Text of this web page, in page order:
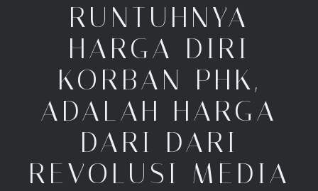
RUNTUHNYA
HARGA DIRI
KORBAN PHK,
ADALAH HARGA
DARI DARI
REVOLUSI MEDIA